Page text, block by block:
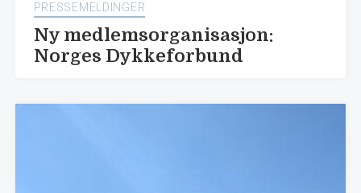
PRESSEMELDINGER
Ny medlemsorganisasjon:
Norges Dykkeforbund